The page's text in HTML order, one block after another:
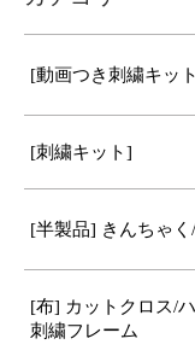
[動画つき刺繍キッ
[刺繍キット]
[半製品] きんちゃ
[布] カットクロス/
刺繍フレーム